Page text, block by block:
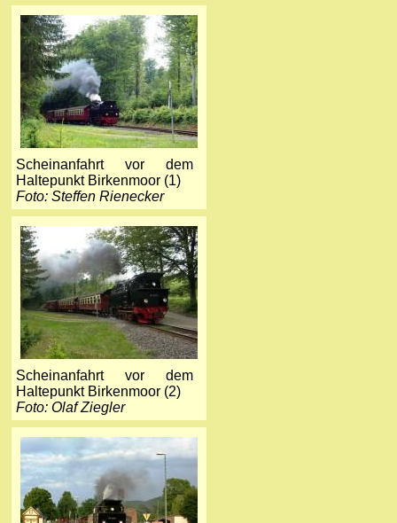
Scheinanfahrt vor dem
Haltepunkt Birkenmoor (1)
Foto: Steffen Rienecker
Scheinanfahrt vor dem
Haltepunkt Birkenmoor (2)
Foto: Olaf Ziegler